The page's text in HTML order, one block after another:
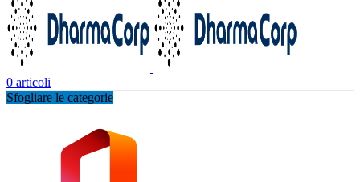
0 articoli
Sfogliare le categorie